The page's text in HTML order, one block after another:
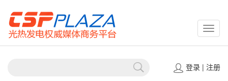
登录| 注册